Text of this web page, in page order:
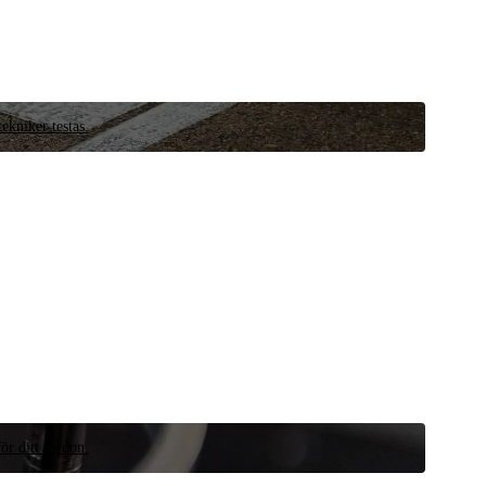
testas.
ditt fordon.